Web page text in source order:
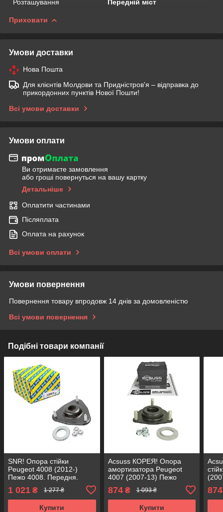
Розташування Передній міст
Приховати
Умови доставки
Нова Пошта
Для клієнтів Молдови та Придністров'я – відправка до
прикордонних пунктів Нової Пошти!
Всі умови доставки
Умови оплати
Ви отримаєте замовлення
або гроші повернуться на вашу картку
Детальніше
Оплатити частинами
Післяплата
Оплата на рахунок
Всі умови оплати
Умови повернення
Повернення товару впродовж 14 днів за домовленістю
Всі умови повернення
Подібні товари компанії
SNR! Опора стійки
Peugeot 4008 (2012-)
Пежо 4008. Передня.
KB659.37 , 803021
1 021 ₴ 1 277 ₴
Купити
Acsuss КОРЕЯ! Опора
амортизатора Peugeot
4007 (2007-13) Пежо
4007. Передня. SM5657 ,
802403 , KB659.37 ,
803021
874₴ 1 093 ₴
Купити
874